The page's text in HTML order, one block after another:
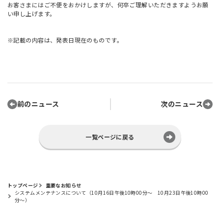
お客さまにはご不便をおかけしますが、何卒ご理解いただきますようお願
い申し上げます。
※記載の内容は、発表日現在のものです。
前のニュース 次のニュース
一覧ページに戻る
トップページ
重要なお知らせ
システムメンテナンスについて（10月16日午後10時00分～ 10月23日午後10時00
分～）